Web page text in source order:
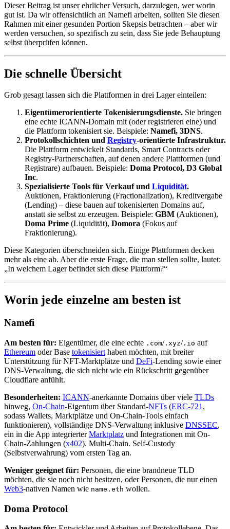
Dieser Beitrag ist unser ehrlicher Versuch, darzulegen, wer worin
gut ist. Da wir offensichtlich an Namefi arbeiten, sollten Sie diesen
Rahmen mit einer gesunden Portion Skepsis betrachten – aber wir
werden versuchen, so spezifisch zu sein, dass Sie jede Behauptung
selbst überprüfen können.
Die schnelle Übersicht
Grob gesagt lassen sich die Plattformen in drei Lager einteilen:
Eigentümerorientierte Tokenisierungsdienste. Sie bringen
eine echte ICANN-Domain mit (oder registrieren eine) und
die Plattform tokenisiert sie. Beispiele: Namefi, 3DNS.
Protokollschichten und Registry-orientierte Infrastruktur.
Die Plattform entwickelt Standards, Smart Contracts oder
Registry-Partnerschaften, auf denen andere Plattformen (und
Registrare) aufbauen. Beispiele: Doma Protocol, D3 Global
Inc.
Spezialisierte Tools für Verkauf und Liquidität.
Auktionen, Fraktionierung (Fractionalization), Kreditvergabe
(Lending) – diese bauen auf tokenisierten Domains auf,
anstatt sie selbst zu erzeugen. Beispiele: GBM (Auktionen),
Doma Prime (Liquidität), Domora (Fokus auf
Fraktionierung).
Diese Kategorien überschneiden sich. Einige Plattformen decken
mehr als eine ab. Aber die erste Frage, die man stellen sollte, lautet:
„In welchem Lager befindet sich diese Plattform?“
Worin jede einzelne am besten ist
Namefi
Am besten für: Eigentümer, die eine echte .com/ .xyz/ .io auf
Ethereum oder Base tokenisiert haben möchten, mit breiter
Unterstützung für NFT-Marktplätze und DeFi-Lending sowie einer
DNS-Verwaltung, die sich nicht wie ein Rückschritt gegenüber
Cloudflare anfühlt.
Besonderheiten: ICANN-anerkannte Domains über viele TLDs
hinweg, On-Chain-Eigentum über Standard-NFTs (ERC-721 ,
sodass Wallets, Marktplätze und On-Chain-Tools einfach
funktionieren), vollständige DNS-Verwaltung inklusive DNSSEC,
ein in die App integrierterMarktplatz und Integrationen mit On-
Chain-Zahlungen (x402). Multi-Chain. Self-Custody
(Selbstverwahrung) vom ersten Tag an.
Weniger geeignet für: Personen, die eine brandneue TLD
möchten, die sie noch nicht besitzen, oder Personen, die nur einen
Web3-nativen Namen wie name.eth wollen.
Doma Protocol